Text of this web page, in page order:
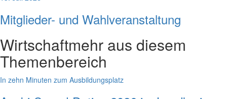
Mitglieder- und Wahlveranstaltung
Wirtschaftmehr aus diesem
Themenbereich
In zehn Minuten zum Ausbildungsplatz